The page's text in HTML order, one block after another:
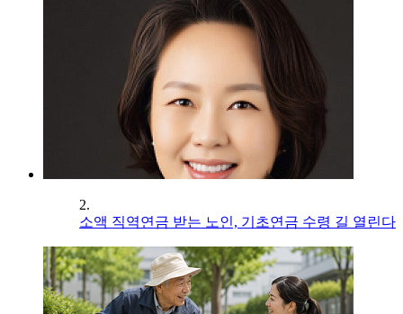
2.
소액 직역연금 받는 노인, 기초연금 수령 길 열린다